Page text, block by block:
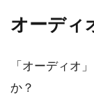
オーディ
「オーディオ
か？